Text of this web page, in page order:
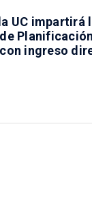
UC impartirá
Planificación
ingreso